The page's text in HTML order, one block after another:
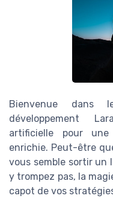
Bienvenue
développement
artificielle pour
enrichie. Peut-être
vous semble sortir un
y trompez pas, la
capot de vos